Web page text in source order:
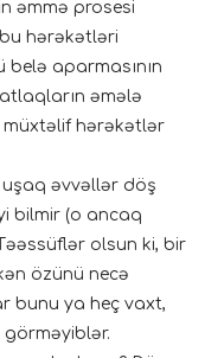
əmmə prosesi
hərəkətləri
aparmasının
əmələ
hərəkətlər
uşaq əvvəllər döş
bilmir (o ancaq
olsun ki, bir
özünü necə
bunu ya heç vaxt,